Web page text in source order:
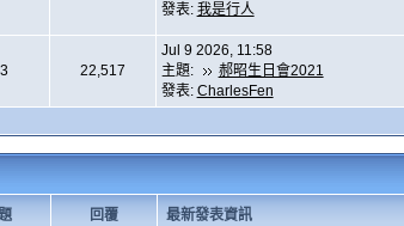
發表: 我是行人
22,517
Jul 9 2026, 11:58
主題:
郝昭生日會2021
發表: CharlesFen
回覆 最新發表資訊